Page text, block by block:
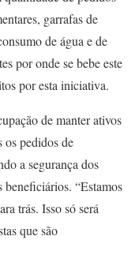
garrafas de
de água e de
por onde se bebe este
por esta iniciativa.
de manter ativos
os pedidos de
a segurança dos
beneficiários. “Estamos
trás. Isso só será
que são